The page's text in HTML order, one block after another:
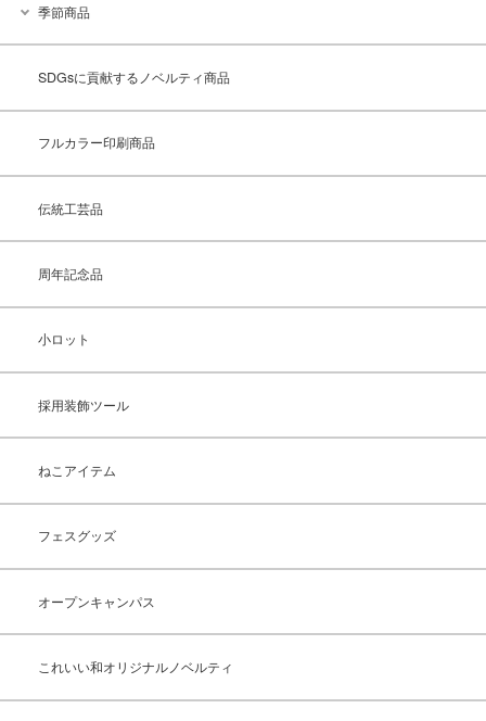
季節商品
SDGsに貢献するノベルティ商品
フルカラー印刷商品
伝統工芸品
周年記念品
小ロット
採用装飾ツール
ねこアイテム
フェスグッズ
オープンキャンパス
これいい和オリジナルノベルティ